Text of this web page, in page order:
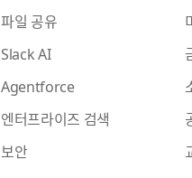
파일 공유
Slack AI
Agentforce
엔터프라이즈 검색
보안